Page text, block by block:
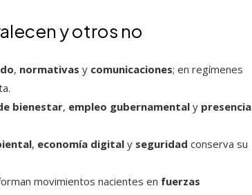
y otros no
, normativas y comunicaciones; en regímenes
bienestar, empleo gubernamental y presencia
, economía digital y seguridad conserva su
movimientos nacientes en fuerzas